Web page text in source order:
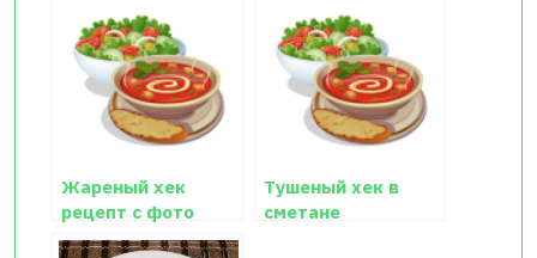
Жареный хек
рецепт с фото
Тушеный хек в
сметане